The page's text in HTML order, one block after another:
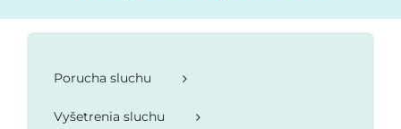
O násPorucha sluchu
Vyšetrenia sluchu